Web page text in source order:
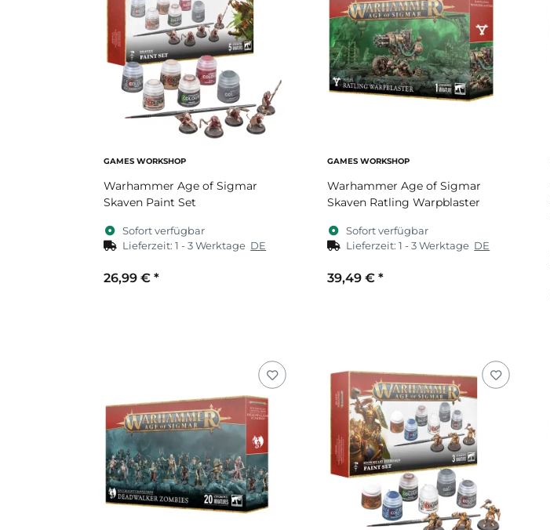
GAMES WORKSHOP
Warhammer Age of Sigmar
Skaven Paint Set
Sofort verfügbar
Lieferzeit:1 - 3 Werktage DE
26,99 € *
GAMES WORKSHOP
Warhammer Age of Sigmar
Skaven Ratling Warpblaster
Sofort verfügbar
Lieferzeit:1 - 3 Werktage DE
39,49 € *